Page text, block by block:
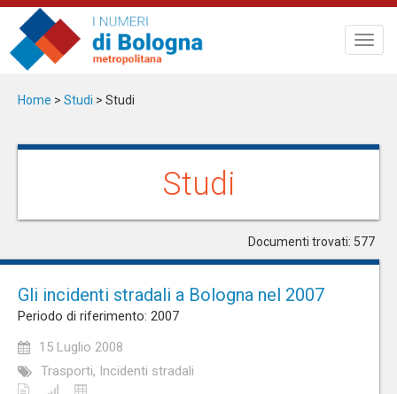
Salta
contenuto
principale
Home > Studi > Studi
Studi
Documenti trovati: 577
Gli incidenti stradali a Bologna nel 2007
Periodo di riferimento: 2007
15 Luglio 2008
Trasporti, Incidenti stradali